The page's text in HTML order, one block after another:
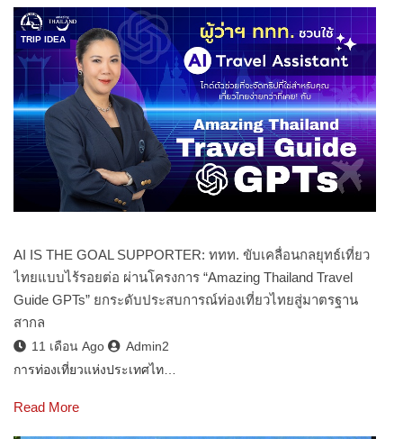
TRIP IDEA
AI IS THE GOAL SUPPORTER: ททท. ขับเคลื่อนกลยุทธ์เที่ยว
ไทยแบบไร้รอยต่อ ผ่านโครงการ “Amazing Thailand Travel
Guide GPTs” ยกระดับประสบการณ์ท่องเที่ยวไทยสู่มาตรฐาน
สากล
11 เดือน Ago
Admin2
การท่องเที่ยวแห่งประเทศไท…
Read More